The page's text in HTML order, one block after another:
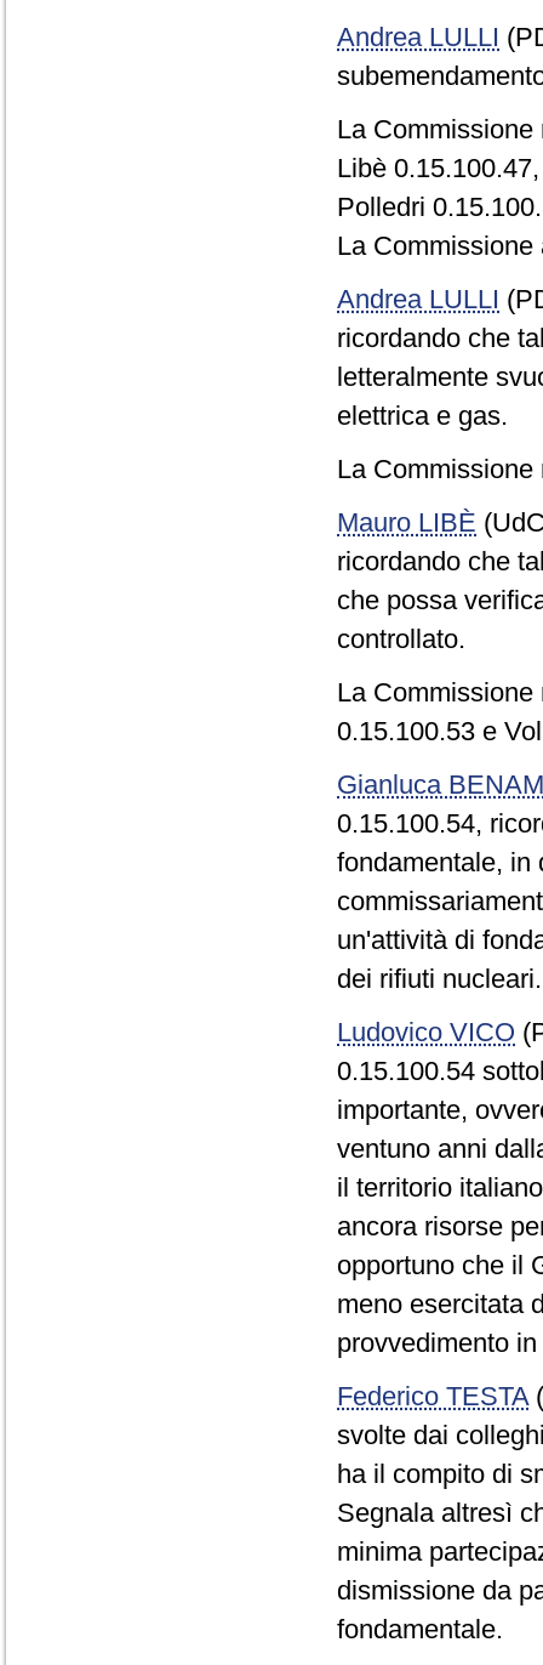
Andrea LULLI
La
Libè
Polledri
La
Andrea LULLI
ricordando che
letteralmente
elettrica e gas.
La
Mauro LIBÈ
ricordando che
che possa
controllato.
La
0.15.100.53 e
Gianluca
0.15.100.54,
fondamentale, in
un'attività di
dei rifiuti nucleari.
Ludovico VICO
0.15.100.54
importante,
ventuno anni
il territorio
ancora risorse
opportuno che il
meno esercitata
provvedimento
Federico TESTA
svolte dai
ha il compito di
Segnala altresì
minima
dismissione da
fondamentale.